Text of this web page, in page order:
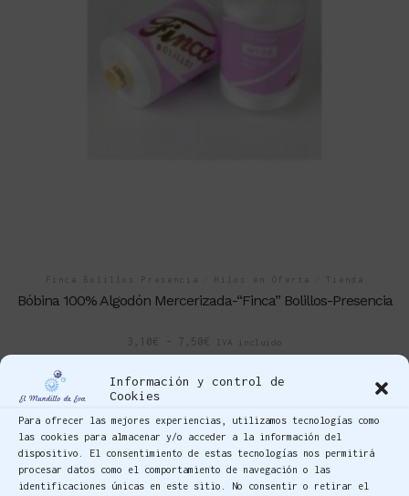
Información y control de
Cookies
Para ofrecer las mejores experiencias, utilizamos tecnologías como
las cookies para almacenar y/o acceder a la información del
dispositivo. El consentimiento de estas tecnologías nos permitirá
procesar datos como el comportamiento de navegación o las
identificaciones únicas en este sitio. No consentir o retirar el
Finca Bolillos Presencia Hilos en Oferta Tienda
Bóbina 100% Algodón Mercerizada-“Finca” Bolillos-Presencia
3,10€ - 7,50€ IVA incluido